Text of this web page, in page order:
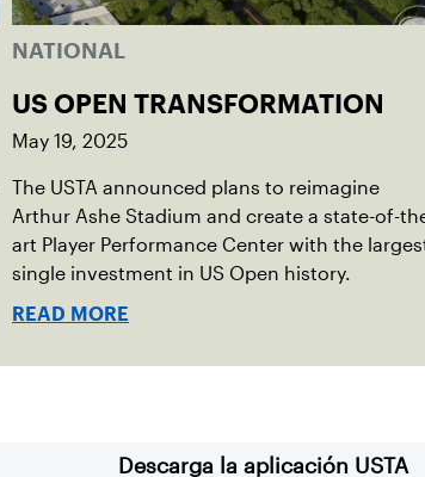
NATIONAL
US OPEN TRANSFORMATION
May 19, 2025
The USTA announced plans to reimagine
Arthur Ashe Stadium and create a state-of-
art Player Performance Center with the
single investment in US Open history.
READ MORE
Descarga la aplicación USTA